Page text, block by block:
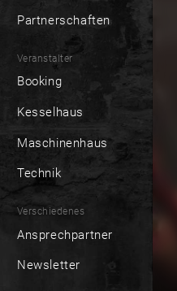
Partnerschaften
Veranstalter
Booking
Kesselhaus
Maschinenhaus
Technik
Verschiedenes
Ansprechpartner
Newsletter